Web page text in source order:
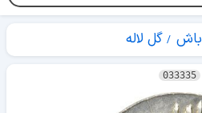
گل لاله
033335